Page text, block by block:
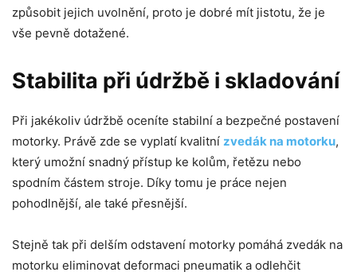
způsobit jejich uvolnění, proto je dobré mít jistotu, že je
vše pevně dotažené.
Stabilita při údržbě i skladování
Při jakékoliv údržbě oceníte stabilní a bezpečné postavení
motorky. Právě zde se vyplatí kvalitní zvedák na motorku,
který umožní snadný přístup ke kolům, řetězu nebo
spodním částem stroje. Díky tomu je práce nejen
pohodlnější, ale také přesnější.
Stejně tak při delším odstavení motorky pomáhá zvedák na
motorku eliminovat deformaci pneumatik a odlehčit